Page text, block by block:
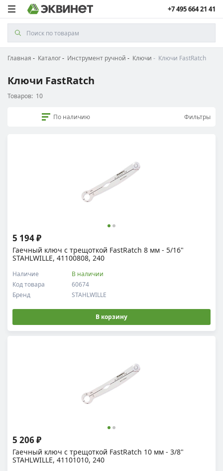
+7 495 664 21 41
Главная Каталог Инструмент ручной Ключи Ключи FastRatch
Ключи FastRatch
Товаров: 10
По наличию Фильтры
Гаечный ключ с трещоткой FastRatch 8 мм - 5/16"
STAHLWILLE, 41100808, 240
Код товара 60674
Наличие В наличии
Бренд STAHLWILLE
5 194 ₽
В корзину
Гаечный ключ с трещоткой FastRatch 10 мм - 3/8"
STAHLWILLE, 41101010, 240
5 206 ₽